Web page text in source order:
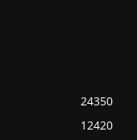
24350
12420